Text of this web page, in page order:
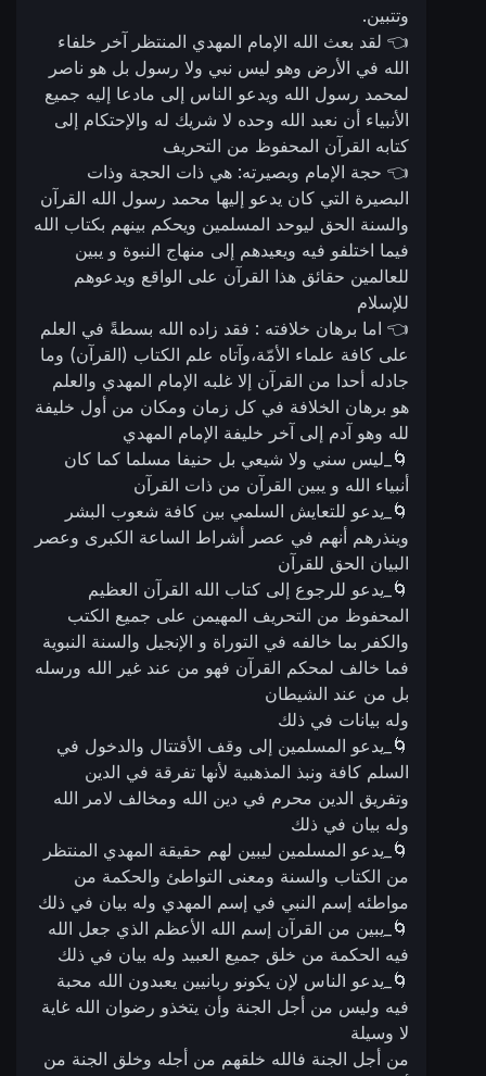
وتتبين.
👈 لقد بعث الله الإمام المهدي المنتظر آخر خلفاء
الله في الأرض وهو ليس نبي ولا رسول بل هو ناصر
لمحمد رسول الله ويدعو الناس إلى مادعا إليه جميع
الأنبياء أن نعبد الله وحده لا شريك له والإحتكام إلى
كتابه القرآن المحفوظ من التحريف
👈 حجة الإمام وبصيرته: هي ذات الحجة وذات
البصيرة التي كان يدعو إليها محمد رسول الله القرآن
والسنة الحق ليوحد المسلمين ويحكم بينهم بكتاب الله
فيما اختلفو فيه ويعيدهم إلى منهاج النبوة و يبين
للعالمين حقائق هذا القرآن على الواقع ويدعوهم
للإسلام
👈 اما برهان خلافته : فقد زاده الله بسطةً في العلم
على كافة علماء الأمّة،وآتاه علم الكتاب (القرآن) وما
جادله أحدا من القرآن إلا غلبه الإمام المهدي والعلم
هو برهان الخلافة في كل زمان ومكان من أول خليفة
لله وهو آدم إلى آخر خليفة الإمام المهدي
🌀_ليس سني ولا شيعي بل حنيفا مسلما كما كان
أنبياء الله و يبين القرآن من ذات القرآن
🌀_يدعو للتعايش السلمي بين كافة شعوب البشر
وينذرهم أنهم في عصر أشراط الساعة الكبرى وعصر
البيان الحق للقرآن
🌀_يدعو للرجوع إلى كتاب الله القرآن العظيم
المحفوظ من التحريف المهيمن على جميع الكتب
والكفر بما خالفه في التوراة و الإنجيل والسنة النبوية
فما خالف لمحكم القرآن فهو من عند غير الله ورسله
بل من عند الشيطان
وله بيانات في ذلك
🌀_يدعو المسلمين إلى وقف الأقتتال والدخول في
السلم كافة ونبذ المذهبية لأنها تفرقة في الدين
وتفريق الدين محرم في دين الله ومخالف لامر الله
وله بيان في ذلك
🌀_يدعو المسلمين ليبين لهم حقيقة المهدي المنتظر
من الكتاب والسنة ومعنى التواطئ والحكمة من
مواطئه إسم النبي في إسم المهدي وله بيان في ذلك
🌀_يبين من القرآن إسم الله الأعظم الذي جعل الله
فيه الحكمة من خلق جميع العبيد وله بيان في ذلك
🌀_يدعو الناس لإن يكونو ربانيين يعبدون الله محبة
فيه وليس من أجل الجنة وأن يتخذو رضوان الله غاية
لا وسيلة
من أجل الجنة فالله خلقهم من أجله وخلق الجنة من